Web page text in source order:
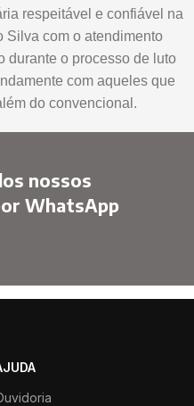
respeitável e confiável na
Silva com o atendimento
durante o processo de luto
com aqueles que
do convencional.
nossos
WhatsApp